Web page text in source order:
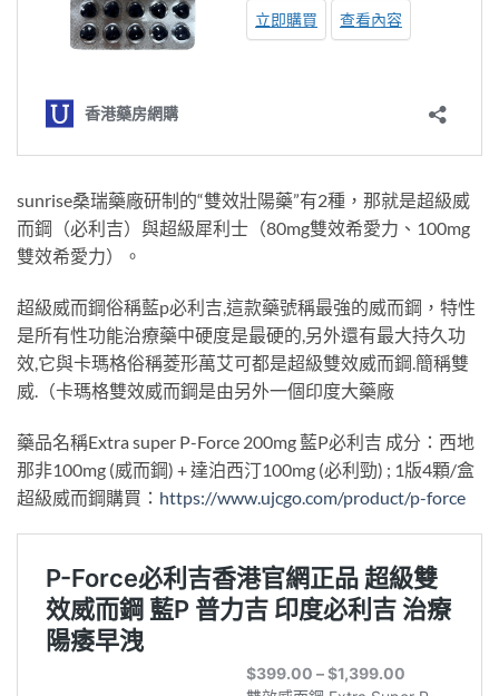
sunrise桑瑞藥廠研制的“雙效壯陽藥”有2種，那就是超級威
而鋼（必利吉）與超級犀利士（80mg雙效希愛力、100mg
雙效希愛力）。
超級威而鋼俗稱藍p必利吉,這款藥號稱最強的威而鋼，特性
是所有性功能治療藥中硬度是最硬的,另外還有最大持久功
效,它與卡瑪格俗稱菱形萬艾可都是超級雙效威而鋼.簡稱雙
威.（卡瑪格雙效威而鋼是由另外一個印度大藥廠
藥品名稱Extra super P-Force 200mg 藍P必利吉 成分：西地
那非100mg (威而鋼) + 達泊西汀100mg (必利勁) ; 1版4顆/盒
超級威而鋼購買： https://www.ujcgo.com/product/p-force